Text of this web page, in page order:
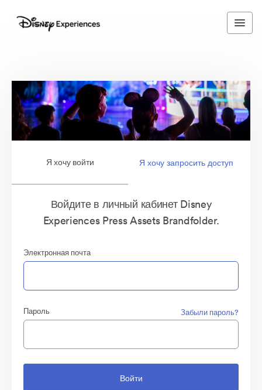
Я хочу войти Я хочу запросить доступ
Войдите в личный кабинет Disney
Experiences Press Assets Brandfolder.
Электронная почта
Пароль Забыли пароль?